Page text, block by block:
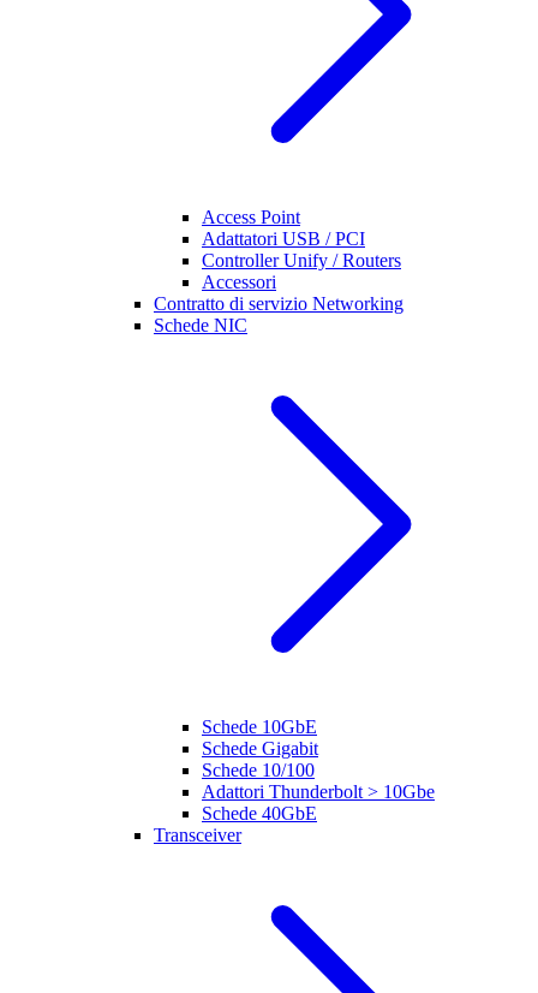
Access Point
Adattatori USB / PCI
Controller Unify / Routers
Accessori
Contratto di servizio Networking
Schede NIC
Schede 10GbE
Schede Gigabit
Schede 10/100
Adattori Thunderbolt > 10Gbe
Schede 40GbE
Transceiver